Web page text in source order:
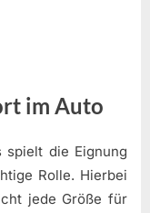
im Auto
spielt die Eignung
Rolle. Hierbei
jede Größe für